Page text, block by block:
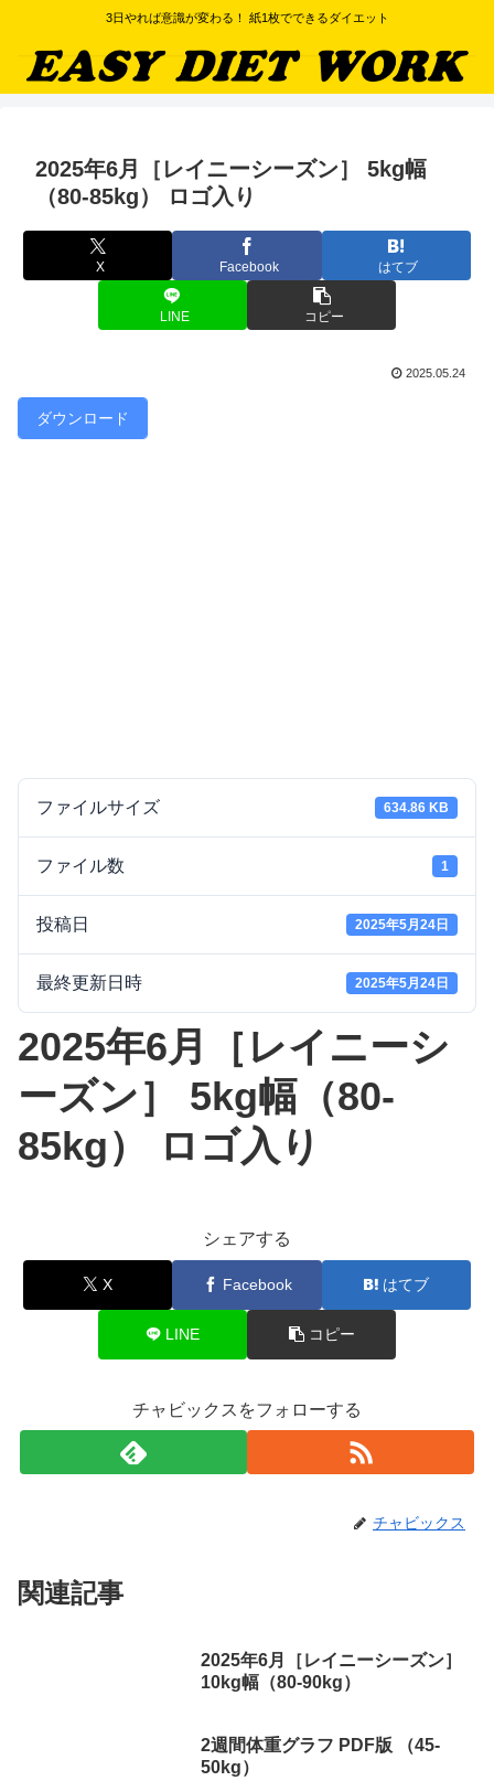
3日やれば意識が変わる！ 紙1枚でできるダイエット
2025年6月［レイニーシーズン］ 5kg幅
（80-85kg） ロゴ入り
X Facebook はてブ
LINE コピー
2025.05.24
ダウンロード
ファイルサイズ 634.86 KB
ファイル数 1
投稿日 2025年5月24日
最終更新日時 2025年5月24日
2025年6月［レイニーシ
ーズン］ 5kg幅（80-
85kg） ロゴ入り
シェアする
X Facebook はてブ
LINE コピー
チャビックスをフォローする
チャビックス
関連記事
2025年6月［レイニーシーズン］
10kg幅（80-90kg）
2週間体重グラフ PDF版 （45-
50kg）